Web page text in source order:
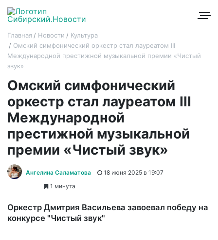
Главная Новости
Культура
Омский симфонический оркестр стал лауреатом III
Международной престижной музыкальной премии «Чистый
звук»
Омский симфонический
оркестр стал лауреатом III
Международной
престижной музыкальной
премии «Чистый звук»
Ангелина Саламатова
18 июня 2025 в 19:07
1 минута
Оркестр Дмитрия Васильева завоевал победу на
конкурсе "Чистый звук"